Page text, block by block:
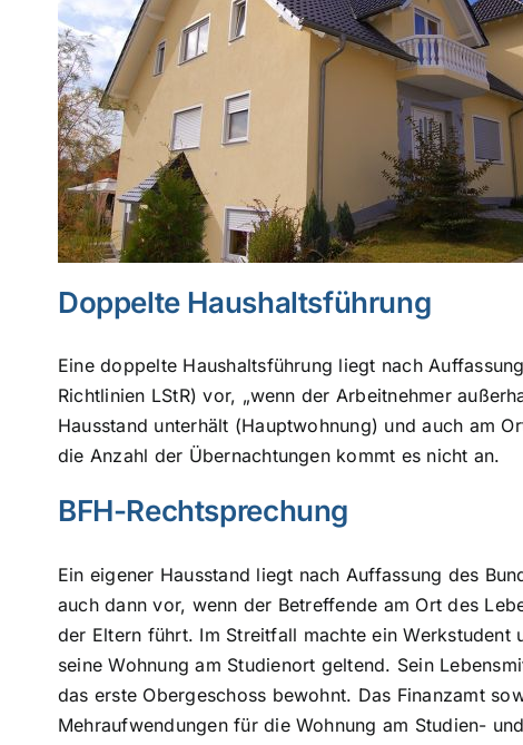
Doppelte Haushaltsführung
Eine doppelte Haushaltsführung liegt nach
Richtlinien LStR) vor, „wenn der Arbeitnehmer
Hausstand unterhält (Hauptwohnung) und auch am
die Anzahl der Übernachtungen kommt es nicht an.
BFH-Rechtsprechung
Ein eigener Hausstand liegt nach Auffassung des
auch dann vor, wenn der Betreffende am Ort des
der Eltern führt. Im Streitfall machte ein
seine Wohnung am Studienort geltend. Sein
das erste Obergeschoss bewohnt. Das Finanzamt
Mehraufwendungen für die Wohnung am Studien-